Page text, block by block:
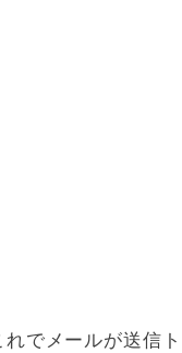
れでメールが送信